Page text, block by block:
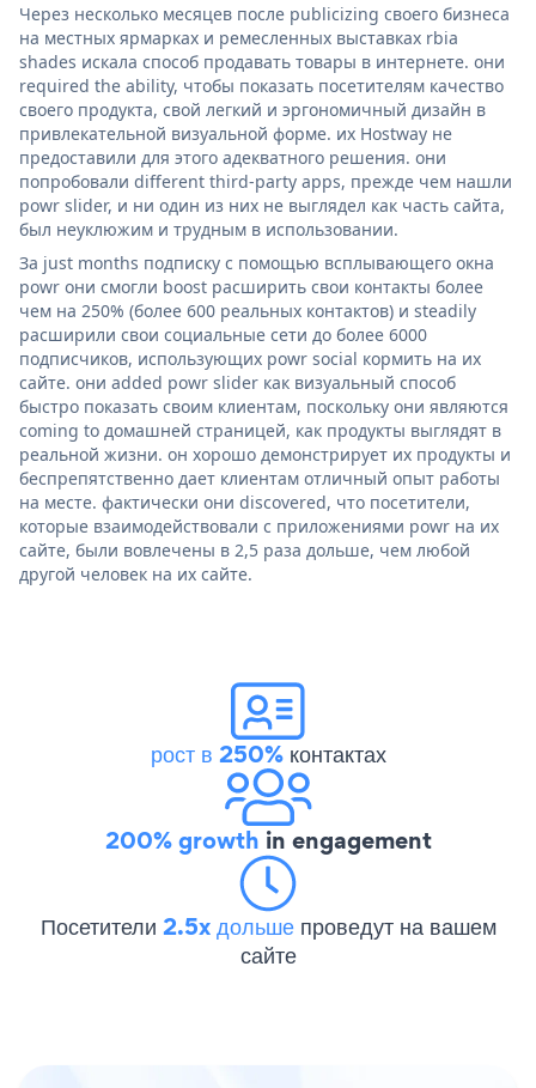
Через несколько месяцев после publicizing своего бизнеса
на местных ярмарках и ремесленных выставках rbia
shades искала способ продавать товары в интернете. они
required the ability, чтобы показать посетителям качество
своего продукта, свой легкий и эргономичный дизайн в
привлекательной визуальной форме. их Hostway не
предоставили для этого адекватного решения. они
попробовали different third-party apps, прежде чем нашли
powr slider, и ни один из них не выглядел как часть сайта,
был неуклюжим и трудным в использовании.
За just months подписку с помощью всплывающего окна
powr они смогли boost расширить свои контакты более
чем на 250% (более 600 реальных контактов) и steadily
расширили свои социальные сети до более 6000
подписчиков, использующих powr social кормить на их
сайте. они added powr slider как визуальный способ
быстро показать своим клиентам, поскольку они являются
coming to домашней страницей, как продукты выглядят в
реальной жизни. он хорошо демонстрирует их продукты и
беспрепятственно дает клиентам отличный опыт работы
на месте. фактически они discovered, что посетители,
которые взаимодействовали с приложениями powr на их
сайте, были вовлечены в 2,5 раза дольше, чем любой
другой человек на их сайте.
рост в 250%контактах
200% growth in engagement
Посетители 2.5x дольше проведут на вашем
сайте